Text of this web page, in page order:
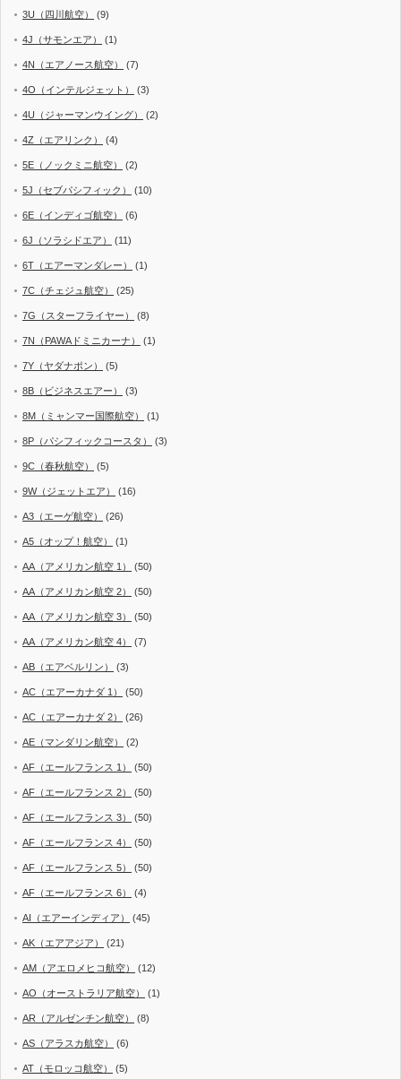
3U（四川航空） (9)
4J（サモンエア） (1)
4N（エアノース航空） (7)
4O（インテルジェット） (3)
4U（ジャーマンウイング） (2)
4Z（エアリンク） (4)
5E（ノックミニ航空） (2)
5J（セブパシフィック） (10)
6E（インディゴ航空） (6)
6J（ソラシドエア） (11)
6T（エアーマンダレー） (1)
7C（チェジュ航空） (25)
7G（スターフライヤー） (8)
7N（PAWAドミニカーナ） (1)
7Y（ヤダナポン） (5)
8B（ビジネスエアー） (3)
8M（ミャンマー国際航空） (1)
8P（パシフィックコースタ） (3)
9C（春秋航空） (5)
9W（ジェットエア） (16)
A3（エーゲ航空） (26)
A5（オップ！航空） (1)
AA（アメリカン航空 1） (50)
AA（アメリカン航空 2） (50)
AA（アメリカン航空 3） (50)
AA（アメリカン航空 4） (7)
AB（エアベルリン） (3)
AC（エアーカナダ 1） (50)
AC（エアーカナダ 2） (26)
AE（マンダリン航空） (2)
AF（エールフランス 1） (50)
AF（エールフランス 2） (50)
AF（エールフランス 3） (50)
AF（エールフランス 4） (50)
AF（エールフランス 5） (50)
AF（エールフランス 6） (4)
AI（エアーインディア） (45)
AK（エアアジア） (21)
AM（アエロメヒコ航空） (12)
AO（オーストラリア航空） (1)
AR（アルゼンチン航空） (8)
AS（アラスカ航空） (6)
AT（モロッコ航空） (5)